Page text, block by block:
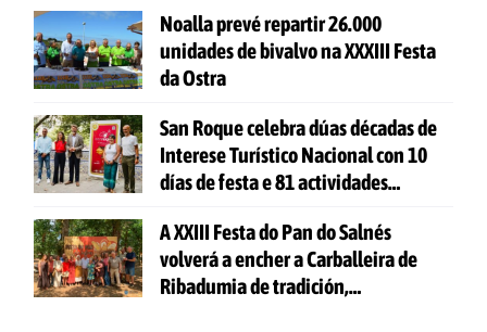
Noalla prevé repartir 26.000
unidades de bivalvo na XXXIII Festa
da Ostra
San Roque celebra dúas décadas de
Interese Turístico Nacional con 10
días de festa e 81 actividades
A XXIII Festa do Pan do Salnés
volverá a encher a Carballeira de
Ribadumia de tradición,